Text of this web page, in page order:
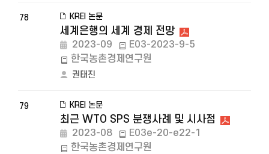
78 KREI 논문
세계은행의 세계 경제 전망
2023-09
E03-2023-9-5
한국농촌경제연구원
권태진
79 KREI 논문
최근 WTO SPS 분쟁사례 및 시사점
2023-08
E03e-20-e22-1
한국농촌경제연구원